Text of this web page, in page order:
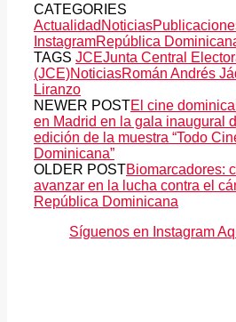
CATEGORIES
Actualidad Noticias
InstagramRepública
TAGS JCEJunta Central
(JCE)NoticiasRomán Andrés
Liranzo
NEWER POSTEl cine
en Madrid en la gala inaugural
edición de la muestra “Todo
Dominicana”
OLDER POSTBiomarcadores:
avanzar en la lucha contra el
República Dominicana
Síguenos en Instagram